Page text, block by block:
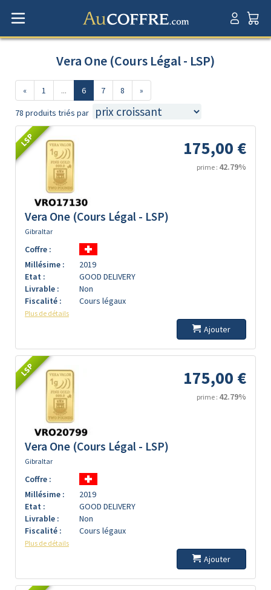
Vera One (Cours Légal - LSP)
« 1 ... 6 7 8 »
78 produits triés par
LSP 175,00 €
prime : 42.79%
Vera One (Cours Légal - LSP)
Gibraltar
Coffre :
Millésime :
2019
Etat :
GOOD DELIVERY
Livrable :
Non
Fiscalité :
Cours légaux
Plus de détails
Ajouter
LSP 175,00 €
prime : 42.79%
Vera One (Cours Légal - LSP)
Gibraltar
Coffre :
Millésime :
2019
Etat :
GOOD DELIVERY
Livrable :
Non
Fiscalité :
Cours légaux
Plus de détails
Ajouter